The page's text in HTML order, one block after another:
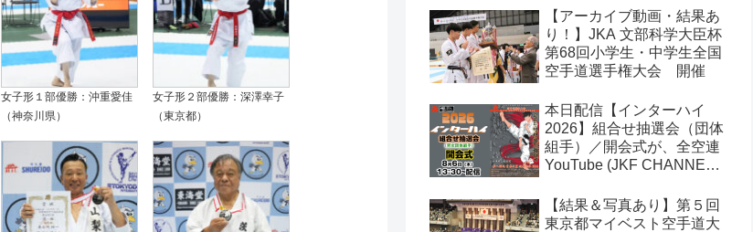
女子形１部優勝：沖重愛佳
（神奈川県）
女子形２部優勝：深澤幸子
（東京都）
【アーカイブ動画・結果あ
り！】JKA 文部科学大臣杯
第68回小学生・中学生全国
空手道選手権大会 開催
本日配信【インターハイ
2026】組合せ抽選会（団体
組手）／開会式が、全空連
YouTube (JKF CHANNEL)
53回全国高等学校空手道選
手権大会
【結果＆写真あり】第５回
東京都マイベスト空手道大